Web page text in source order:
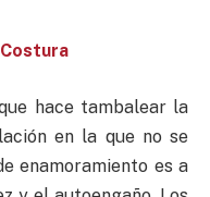
hace tambalear la
en la que no se
enamoramiento es a